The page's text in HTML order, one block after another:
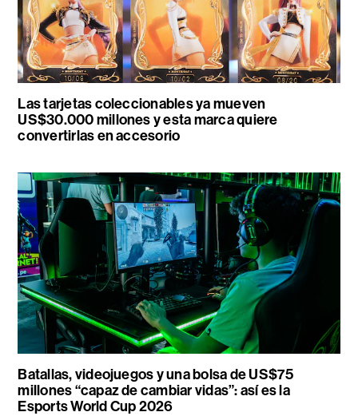
Las tarjetas coleccionables ya mueven
US$30.000 millones y esta marca quiere
convertirlas en accesorio
Batallas, videojuegos y una bolsa de US$75
millones “capaz de cambiar vidas”: así es la
Esports World Cup 2026